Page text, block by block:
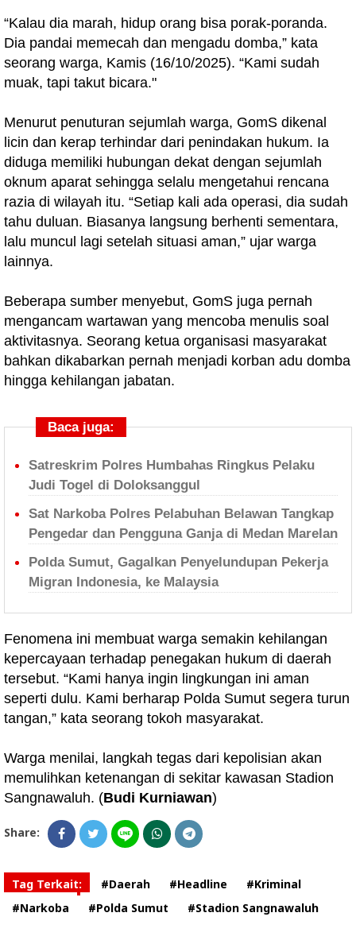
“Kalau dia marah, hidup orang bisa porak-poranda.
Dia pandai memecah dan mengadu domba,” kata
seorang warga, Kamis (16/10/2025). “Kami sudah
muak, tapi takut bicara."
Menurut penuturan sejumlah warga, GomS dikenal
licin dan kerap terhindar dari penindakan hukum. Ia
diduga memiliki hubungan dekat dengan sejumlah
oknum aparat sehingga selalu mengetahui rencana
razia di wilayah itu. “Setiap kali ada operasi, dia sudah
tahu duluan. Biasanya langsung berhenti sementara,
lalu muncul lagi setelah situasi aman,” ujar warga
lainnya.
Beberapa sumber menyebut, GomS juga pernah
mengancam wartawan yang mencoba menulis soal
aktivitasnya. Seorang ketua organisasi masyarakat
bahkan dikabarkan pernah menjadi korban adu domba
hingga kehilangan jabatan.
Baca juga:
Satreskrim Polres Humbahas Ringkus Pelaku
Judi Togel di Doloksanggul
Sat Narkoba Polres Pelabuhan Belawan Tangkap
Pengedar dan Pengguna Ganja di Medan Marelan
Polda Sumut, Gagalkan Penyelundupan Pekerja
Migran Indonesia, ke Malaysia
Fenomena ini membuat warga semakin kehilangan
kepercayaan terhadap penegakan hukum di daerah
tersebut. “Kami hanya ingin lingkungan ini aman
seperti dulu. Kami berharap Polda Sumut segera turun
tangan,” kata seorang tokoh masyarakat.
Warga menilai, langkah tegas dari kepolisian akan
memulihkan ketenangan di sekitar kawasan Stadion
Sangnawaluh. (Budi Kurniawan)
Share:
Tag Terkait: #Daerah #Headline
#Kriminal
#Narkoba
#Polda Sumut #Stadion Sangnawaluh